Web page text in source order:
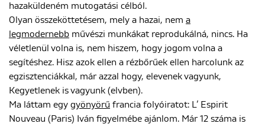
hazaküldeném mutogatási célból.
Olyan összeköttetésem, mely a hazai, nem a
legmodernebb művészi munkákat reprodukálná, nincs. Ha
véletlenül volna is, nem hiszem, hogy jogom volna a
segítéshez. Hisz azok ellen a rézbőrűek ellen harcolunk az
egzisztenciákkal, már azzal hogy, elevenek vagyunk,
Kegyetlenek is vagyunk (elvben).
Ma láttam egy gyönyörű francia folyóiratot: L’ Espirit
Nouveau (Paris) Iván figyelmébe ajánlom. Már 12 száma is